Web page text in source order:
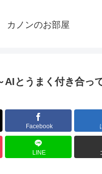
カノンのお部屋
とうまく付き合っ
Facebook
LINE